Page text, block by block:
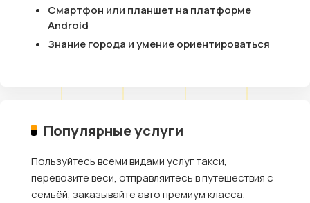
Смартфон или планшет на платформе
Android
Знание города и умение ориентироваться
Популярные услуги
Пользуйтесь всеми видами услуг такси,
перевозите веси, отправляйтесь в путешествия с
семьёй, заказывайте авто премиум класса.